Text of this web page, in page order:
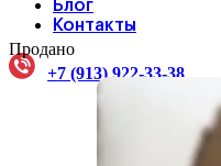
Блог
Контакты
+7 (913) 922-33-38
Продано